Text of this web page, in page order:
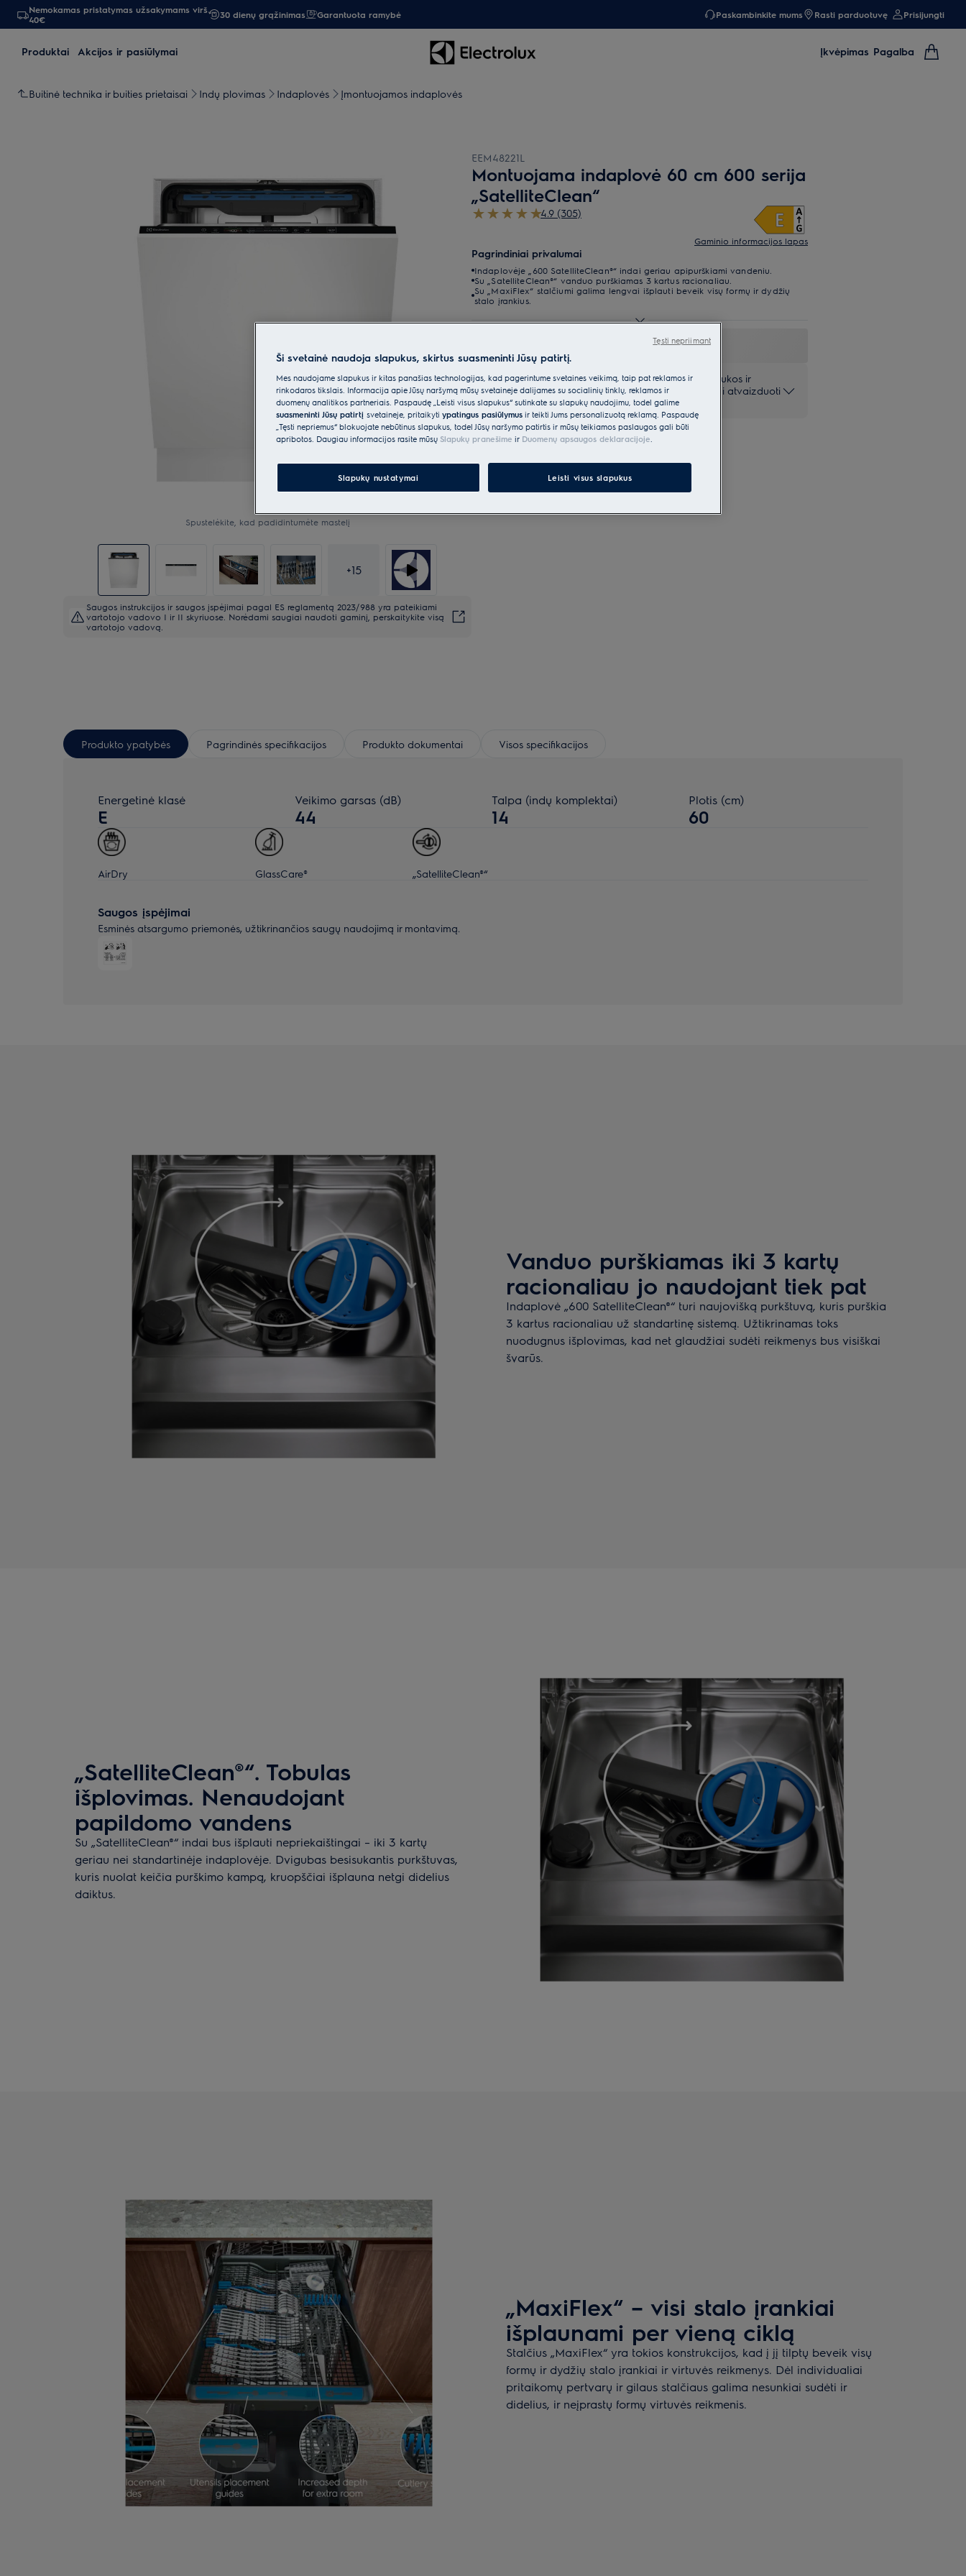
Nemokamas pristatymas užsakymams virš
40€
30 dienų grąžinimas Garantuota ramybė Paskambinkite mums Rasti parduotuvę Prisijungti
Produktai Akcijos ir pasiūlymai Įkvėpimas Pagalba
Buitinė technika ir buities prietaisai Indų plovimas Indaplovės Įmontuojamos indaplovės
Spustelėkite, kad padidintumėte mastelį
+15
Saugos instrukcijos ir saugos įspėjimai pagal ES reglamentą 2023/988 yra pateikiami
vartotojo vadovo I ir II skyriuose. Norėdami saugiai naudoti gaminį, perskaitykite visą
vartotojo vadovą.
EEM48221L
Montuojama indaplovė 60 cm 600 serija
„SatelliteClean“
4.9 (305)
Gaminio informacijos lapas
Pagrindiniai privalumai
Indaplovėje „600 SatelliteClean®“ indai geriau apipurškiami vandeniu.
Su „SatelliteClean®“ vanduo purškiamas 3 kartus racionaliau.
Su „MaxiFlex“ stalčiumi galima lengvai išplauti beveik visų formų ir dydžių
stalo įrankius.
*Produkto puslapio galerijoje pateiktos nuotraukos ir
vaizdo įrašai yra tik iliustraciniai ir gali netiksliai atvaizduoti
šį modelį.
Produkto ypatybės Pagrindinės specifikacijos Produkto dokumentai Visos specifikacijos
Energetinė klasė
E
Veikimo garsas (dB)
44
Talpa (indų komplektai)
14
Plotis (cm)
60
AirDry GlassCare® „SatelliteClean®“
Saugos įspėjimai
Esminės atsargumo priemonės, užtikrinančios saugų naudojimą ir montavimą.
Vanduo purškiamas iki 3 kartų
racionaliau jo naudojant tiek pat
Indaplovė „600 SatelliteClean®“ turi naujovišką purkštuvą, kuris purškia
3 kartus racionaliau už standartinę sistemą. Užtikrinamas toks
nuodugnus išplovimas, kad net glaudžiai sudėti reikmenys bus visiškai
švarūs.
„SatelliteClean®“. Tobulas
išplovimas. Nenaudojant
papildomo vandens
Su „SatelliteClean®“ indai bus išplauti nepriekaištingai – iki 3 kartų
geriau nei standartinėje indaplovėje. Dvigubas besisukantis purkštuvas,
kuris nuolat keičia purškimo kampą, kruopščiai išplauna netgi didelius
daiktus.
„MaxiFlex“ – visi stalo įrankiai
išplaunami per vieną ciklą
Stalčius „MaxiFlex“ yra tokios konstrukcijos, kad į jį tilptų beveik visų
formų ir dydžių stalo įrankiai ir virtuvės reikmenys. Dėl individualiai
pritaikomų pertvarų ir gilaus stalčiaus galima nesunkiai sudėti ir
didelius, ir neįprastų formų virtuvės reikmenis.
Ši svetainė naudoja slapukus, skirtus suasmeninti Jūsų patirtį.
Mes naudojame slapukus ir kitas panašias technologijas, kad pagerintume svetainės veikimą, taip pat reklamos ir
rinkodaros tikslais. Informacija apie Jūsų naršymą mūsų svetainėje dalijamės su socialinių tinklų, reklamos ir
duomenų analitikos partneriais. Paspaudę „Leisti visus slapukus“ sutinkate su slapukų naudojimu, todėl galime
suasmeninti Jūsų patirtį svetainėje, pritaikyti ypatingus pasiūlymus ir teikti Jums personalizuotą reklamą. Paspaudę
„Tęsti nepriėmus“ blokuojate nebūtinus slapukus, todėl Jūsų naršymo patirtis ir mūsų teikiamos paslaugos gali būti
apribotos. Daugiau informacijos rasite mūsų Slapukų pranešime ir Duomenų apsaugos deklaracijoje.
Slapukų nustatymai Leisti visus slapukus
Tęsti nepriimant